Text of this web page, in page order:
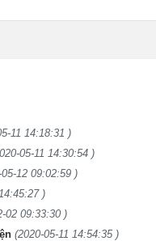
11 14:18:31 )
05-11 14:30:54 )
12 09:02:59 )
)
02 09:33:30 )
(2020-05-11 14:54:35 )